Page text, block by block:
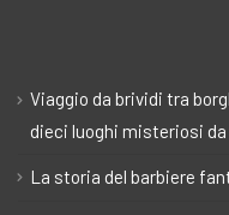
Viaggio da brividi tra
dieci luoghi misteriosi
La storia del barbiere